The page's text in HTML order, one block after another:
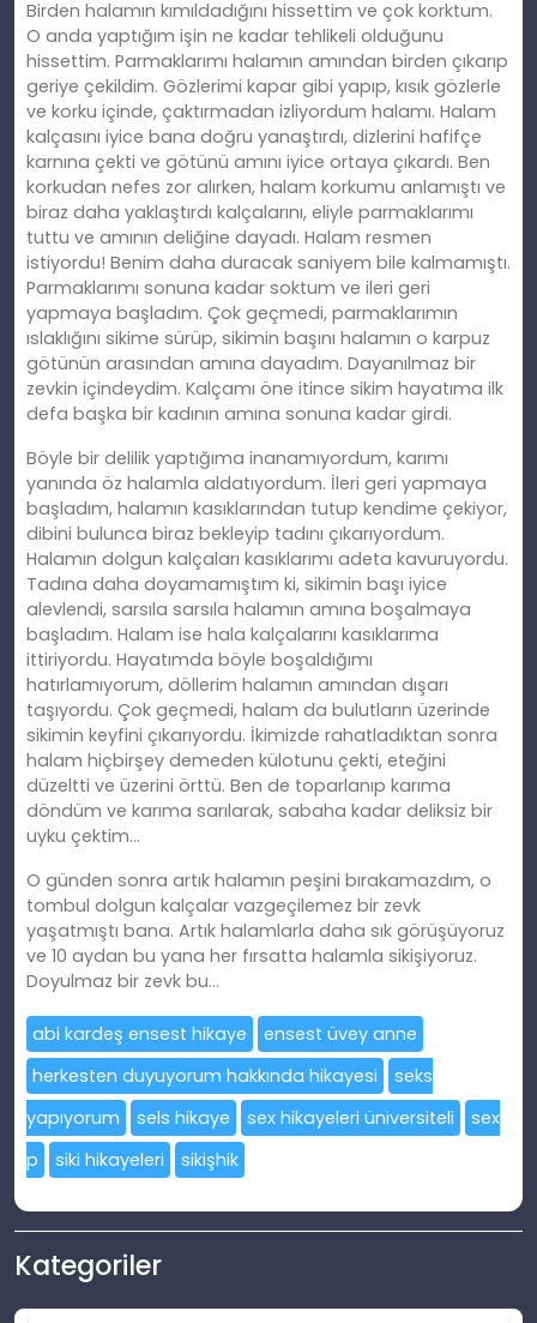
Birden halamın kımıldadığını hissettim ve çok korktum.
O anda yaptığım işin ne kadar tehlikeli olduğunu
hissettim. Parmaklarımı halamın amından birden çıkarıp
geriye çekildim. Gözlerimi kapar gibi yapıp, kısık gözlerle
ve korku içinde, çaktırmadan izliyordum halamı. Halam
kalçasını iyice bana doğru yanaştırdı, dizlerini hafifçe
karnına çekti ve götünü amını iyice ortaya çıkardı. Ben
korkudan nefes zor alırken, halam korkumu anlamıştı ve
biraz daha yaklaştırdı kalçalarını, eliyle parmaklarımı
tuttu ve amının deliğine dayadı. Halam resmen
istiyordu! Benim daha duracak saniyem bile kalmamıştı.
Parmaklarımı sonuna kadar soktum ve ileri geri
yapmaya başladım. Çok geçmedi, parmaklarımın
ıslaklığını sikime sürüp, sikimin başını halamın o karpuz
götünün arasından amına dayadım. Dayanılmaz bir
zevkin içindeydim. Kalçamı öne itince sikim hayatıma ilk
defa başka bir kadının amına sonuna kadar girdi.
Böyle bir delilik yaptığıma inanamıyordum, karımı
yanında öz halamla aldatıyordum. İleri geri yapmaya
başladım, halamın kasıklarından tutup kendime çekiyor,
dibini bulunca biraz bekleyip tadını çıkarıyordum.
Halamın dolgun kalçaları kasıklarımı adeta kavuruyordu.
Tadına daha doyamamıştım ki, sikimin başı iyice
alevlendi, sarsıla sarsıla halamın amına boşalmaya
başladım. Halam ise hala kalçalarını kasıklarıma
ittiriyordu. Hayatımda böyle boşaldığımı
hatırlamıyorum, döllerim halamın amından dışarı
taşıyordu. Çok geçmedi, halam da bulutların üzerinde
sikimin keyfini çıkarıyordu. İkimizde rahatladıktan sonra
halam hiçbirşey demeden külotunu çekti, eteğini
düzeltti ve üzerini örttü. Ben de toparlanıp karıma
döndüm ve karıma sarılarak, sabaha kadar deliksiz bir
uyku çektim…
O günden sonra artık halamın peşini bırakamazdım, o
tombul dolgun kalçalar vazgeçilemez bir zevk
yaşatmıştı bana. Artık halamlarla daha sık görüşüyoruz
ve 10 aydan bu yana her fırsatta halamla sikişiyoruz.
Doyulmaz bir zevk bu…
abi kardeş ensest hikaye
ensest üvey anne
herkesten duyuyorum hakkında hikayesi
seks
yapıyorum
sels hikaye sex hikayeleri üniversiteli
sex
p
siki hikayeleri sikişhik
Kategoriler